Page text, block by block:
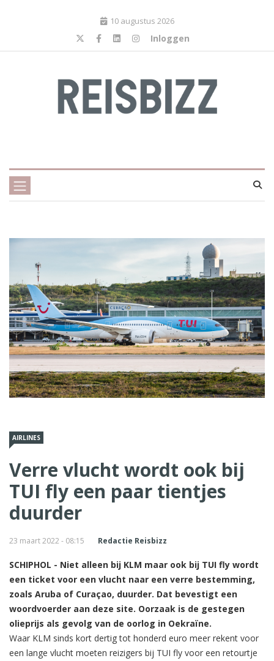
10 augustus 2026
Inloggen
AIRLINES
Verre vlucht wordt ook bij
TUI fly een paar tientjes
duurder
23 maart 2022 - 08:15 Redactie Reisbizz
SCHIPHOL - Niet alleen bij KLM maar ook bij TUI fly wordt
een ticket voor een vlucht naar een verre bestemming,
zoals Aruba of Curaçao, duurder. Dat bevestigt een
woordvoerder aan deze site. Oorzaak is de gestegen
olieprijs als gevolg van de oorlog in Oekraïne.
Waar KLM sinds kort dertig tot honderd euro meer rekent voor
een lange vlucht moeten reizigers bij TUI fly voor een retourtje